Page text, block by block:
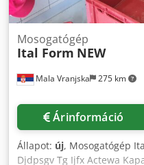
Mala Vranjska 275 km
Mosogatógép
Ital Form NEW
Árinformáció
Állapot: új, Mosogatógép
Djdpsgv Tg Ijfx Actewa